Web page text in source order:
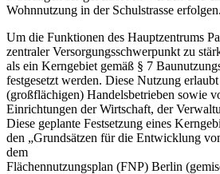
Wohnnutzung in der Schulstrasse erfolgen.
Um die Funktionen des Hauptzentrums
zentraler Versorgungsschwerpunkt zu
als ein Kerngebiet gemäß § 7
festgesetzt werden. Diese Nutzung
(großflächigen) Handelsbetrieben sowie
Einrichtungen der Wirtschaft, der
Diese geplante Festsetzung eines
den „Grundsätzen für die Entwicklung
dem
Flächennutzungsplan (FNP) Berlin